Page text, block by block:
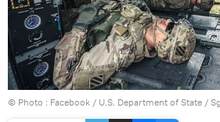
© Photo : Facebook / U.S. Department of State /